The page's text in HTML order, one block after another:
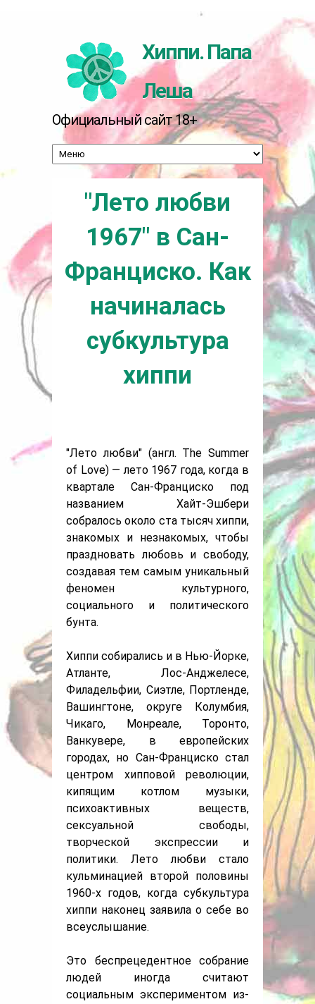
Хиппи. Папа
Леша
Официальный сайт 18+
"Лето любви
1967" в Сан-
Франциско. Как
начиналась
субкультура
хиппи
"Лето любви" (англ. The Summer
of Love) — лето 1967 года, когда в
квартале Сан-Франциско под
названием Хайт-Эшбери
собралось около ста тысяч хиппи,
знакомых и незнакомых, чтобы
праздновать любовь и свободу,
создавая тем самым уникальный
феномен культурного,
социального и политического
бунта.
Хиппи собирались и в Нью-Йорке,
Атланте, Лос-Анджелесе,
Филадельфии, Сиэтле, Портленде,
Вашингтоне, округе Колумбия,
Чикаго, Монреале, Торонто,
Ванкувере, в европейских
городах, но Сан-Франциско стал
центром хипповой революции,
кипящим котлом музыки,
психоактивных веществ,
сексуальной свободы,
творческой экспрессии и
политики. Лето любви стало
кульминацией второй половины
1960-х годов, когда субкультура
хиппи наконец заявила о себе во
всеуслышание.
Это беспрецедентное собрание
людей иногда считают
социальным экспериментом из-